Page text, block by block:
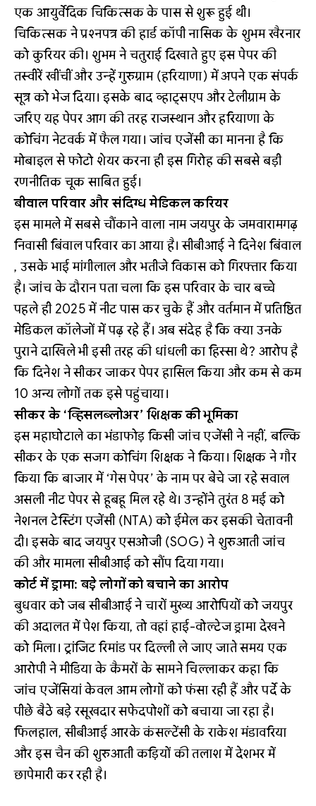
एक आयुर्वेदिक चिकित्सक के पास से शुरू हुई थी।
चिकित्सक ने प्रश्नपत्र की हार्ड कॉपी नासिक के शुभम खैरनार
को कुरियर की। शुभम ने चतुराई दिखाते हुए इस पेपर की
तस्वीरें खींचीं और उन्हें गुरुग्राम (हरियाणा) में अपने एक संपर्क
सूत्र को भेज दिया। इसके बाद व्हाट्सएप और टेलीग्राम के
जरिए यह पेपर आग की तरह राजस्थान और हरियाणा के
कोचिंग नेटवर्क में फैल गया। जांच एजेंसी का मानना है कि
मोबाइल से फोटो शेयर करना ही इस गिरोह की सबसे बड़ी
रणनीतिक चूक साबित हुई।
बीवाल परिवार और संदिग्ध मेडिकल करियर
इस मामले में सबसे चौंकाने वाला नाम जयपुर के जमवारामगढ़
निवासी बिंवाल परिवार का आया है। सीबीआई ने दिनेश बिंवाल
, उसके भाई मांगीलाल और भतीजे विकास को गिरफ्तार किया
है। जांच के दौरान पता चला कि इस परिवार के चार बच्चे
पहले ही 2025 में नीट पास कर चुके हैं और वर्तमान में प्रतिष्ठित
मेडिकल कॉलेजों में पढ़ रहे हैं। अब संदेह है कि क्या उनके
पुराने दाखिले भी इसी तरह की धांधली का हिस्सा थे? आरोप है
कि दिनेश ने सीकर जाकर पेपर हासिल किया और कम से कम
10 अन्य लोगों तक इसे पहुंचाया।
सीकर के ‘व्हिसलब्लोअर’ शिक्षक की भूमिका
इस महाघोटाले का भंडाफोड़ किसी जांच एजेंसी ने नहीं, बल्कि
सीकर के एक सजग कोचिंग शिक्षक ने किया। शिक्षक ने गौर
किया कि बाजार में ‘गेस पेपर’ के नाम पर बेचे जा रहे सवाल
असली नीट पेपर से हूबहू मिल रहे थे। उन्होंने तुरंत 8 मई को
नेशनल टेस्टिंग एजेंसी (NTA) को ईमेल कर इसकी चेतावनी
दी। इसके बाद जयपुर एसओजी (SOG) ने शुरुआती जांच
की और मामला सीबीआई को सौंप दिया गया।
कोर्ट में ड्रामा: बड़े लोगों को बचाने का आरोप
बुधवार को जब सीबीआई ने चारों मुख्य आरोपियों को जयपुर
की अदालत में पेश किया, तो वहां हाई-वोल्टेज ड्रामा देखने
को मिला। ट्रांजिट रिमांड पर दिल्ली ले जाए जाते समय एक
आरोपी ने मीडिया के कैमरों के सामने चिल्लाकर कहा कि
जांच एजेंसियां केवल आम लोगों को फंसा रही हैं और पर्दे के
पीछे बैठे बड़े रसूखदार सफेदपोशों को बचाया जा रहा है।
फिलहाल, सीबीआई आरके कंसल्टेंसी के राकेश मंडावरिया
और इस चैन की शुरुआती कड़ियों की तलाश में देशभर में
छापेमारी कर रही है।